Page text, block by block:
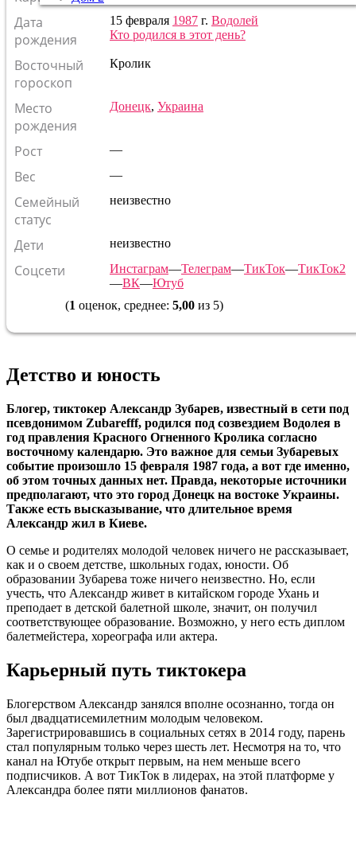
Дата
рождения
15 февраля 1987 г. Водолей
Кто родился в этот день?
Восточный
гороскоп
Кролик
Место
рождения
Донецк, Украина
Рост —
Вес —
Семейный
статус
неизвестно
Дети неизвестно
Соцсети Инстаграм—Телеграм—ТикТок—ТикТок2
—ВК—Ютуб
(1 оценок, среднее: 5,00 из 5)
Детство и юность
Блогер, тиктокер Александр Зубарев, известный в сети под
псевдонимом Zubarefff, родился под созвездием Водолея в
год правления Красного Огненного Кролика согласно
восточному календарю. Это важное для семьи Зубаревых
событие произошло 15 февраля 1987 года, а вот где именно,
об этом точных данных нет. Правда, некоторые источники
предполагают, что это город Донецк на востоке Украины.
Также есть высказывание, что длительное время
Александр жил в Киеве.
О семье и родителях молодой человек ничего не рассказывает,
как и о своем детстве, школьных годах, юности. Об
образовании Зубарева тоже ничего неизвестно. Но, если
учесть, что Александр живет в китайском городе Ухань и
преподает в детской балетной школе, значит, он получил
соответствующее образование. Возможно, у него есть диплом
балетмейстера, хореографа или актера.
Карьерный путь тиктокера
Блогерством Александр занялся вполне осознанно, тогда он
был двадцатисемилетним молодым человеком.
Зарегистрировавшись в социальных сетях в 2014 году, парень
стал популярным только через шесть лет. Несмотря на то, что
канал на Ютубе открыт первым, на нем меньше всего
подписчиков. А вот ТикТок в лидерах, на этой платформе у
Александра более пяти миллионов фанатов.